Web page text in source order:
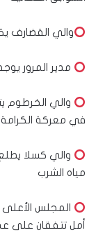
والي القضارف
مدير المرور
والي الخرطوم
في معركة الكرامة
والي كسلا
مياه الشرب
المجلس الأعلى
أمل تتفقان على